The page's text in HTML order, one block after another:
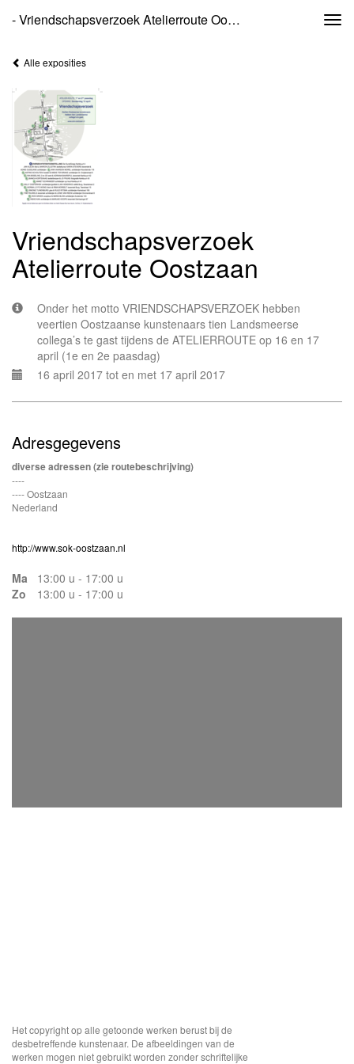
- Vriendschapsverzoek Atelierroute Oostzaan
Alle exposities
Vriendschapsverzoek
Atelierroute Oostzaan
Onder het motto VRIENDSCHAPSVERZOEK hebben
veertien Oostzaanse kunstenaars tien Landsmeerse
collega’s te gast tijdens de ATELIERROUTE op 16 en 17
april (1e en 2e paasdag)
16 april 2017 tot en met 17 april 2017
Adresgegevens
diverse adressen (zie routebeschrijving)
----
---- Oostzaan
Nederland
http://www.sok-oostzaan.nl
Ma
13:00 u - 17:00 u
Zo
13:00 u - 17:00 u
Het copyright op alle getoonde werken berust bij de
desbetreffende kunstenaar. De afbeeldingen van de
werken mogen niet gebruikt worden zonder schriftelijke